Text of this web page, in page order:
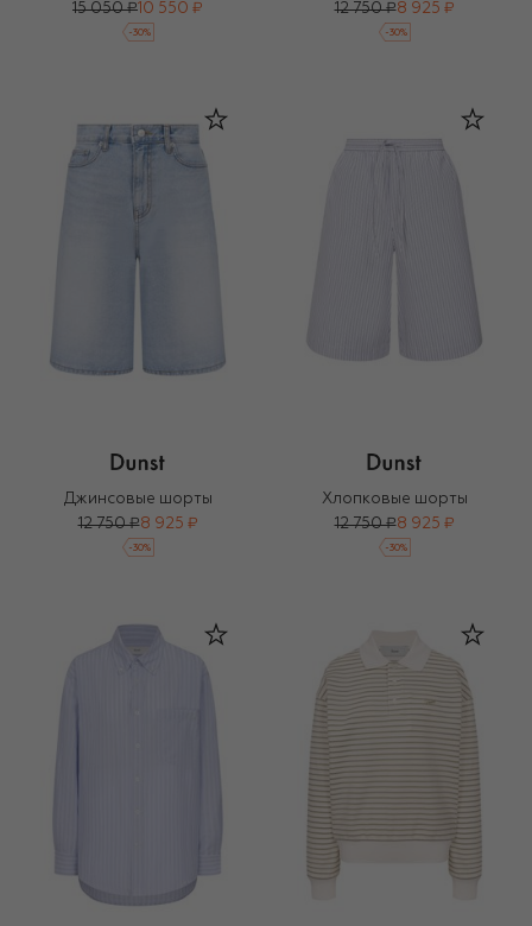
15 050 ₽ 10 550 ₽
-30%
12 750 ₽8 925 ₽
-30%
Джинсовые шорты
12 750 ₽8 925 ₽
-30%
Хлопковые шорты
12 750 ₽8 925 ₽
-30%